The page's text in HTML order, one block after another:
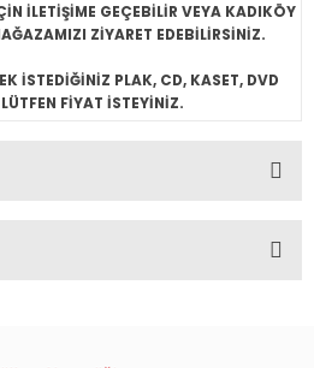
İLETİŞİME GEÇEBİLİR VEYA KADIKÖY
ZİYARET EDEBİLİRSİNİZ.
İSTEDİĞİNİZ PLAK, CD, KASET, DVD
FİYAT İSTEYİNİZ.